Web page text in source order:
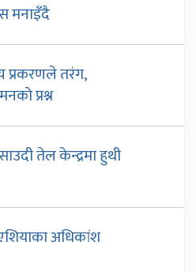
मनाइँदै
प्रकरणले तरंग,
प्रश्न
तेल केन्द्रमा हुथी
अधिकांश